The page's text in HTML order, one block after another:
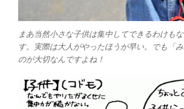
まあ当然小さな子供は集中してできるわけも
す。実際は大人がやったほうが早い。でも「
のが大切なんですよね！